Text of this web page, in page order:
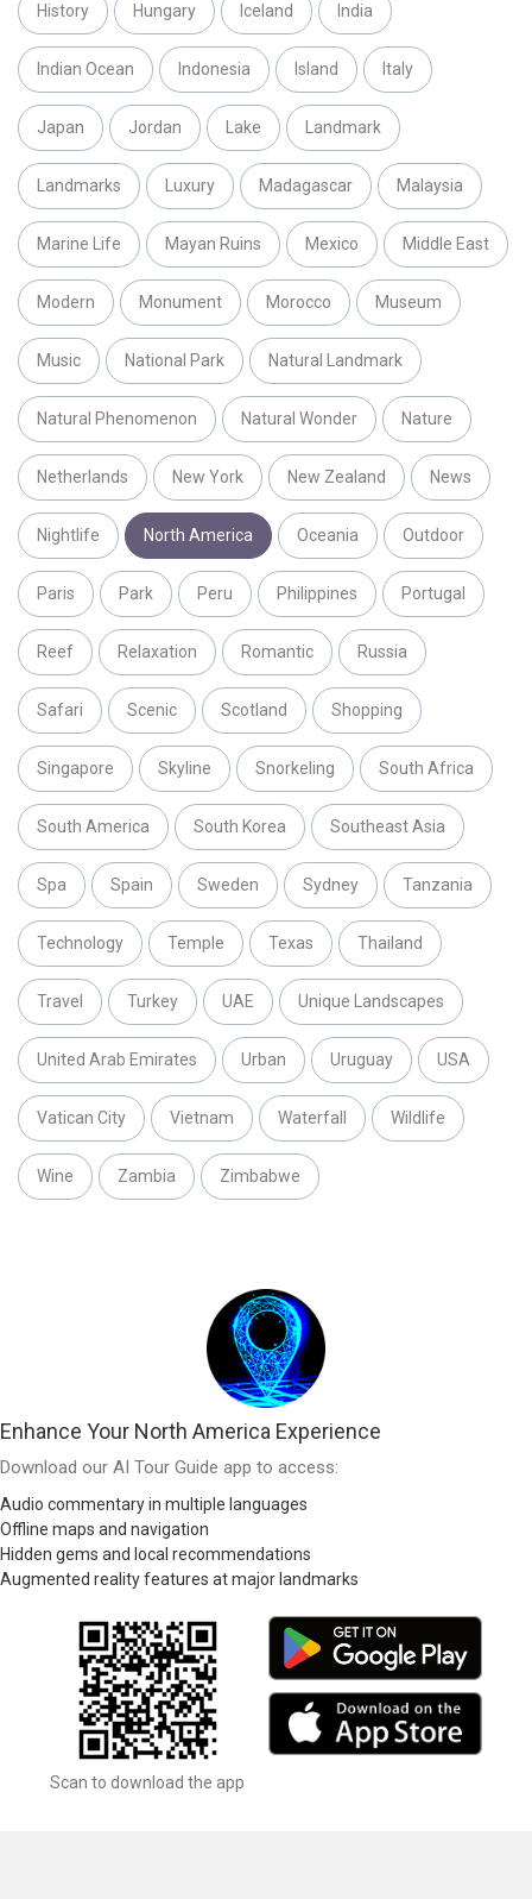
History Hungary Iceland India
Indian Ocean Indonesia Island Italy
Japan Jordan Lake Landmark
Landmarks Luxury Madagascar Malaysia
Marine Life Mayan Ruins Mexico Middle East
Modern Monument Morocco Museum
Music National Park Natural Landmark
Natural Phenomenon Natural Wonder Nature
Netherlands New York New Zealand News
Nightlife North America Oceania Outdoor
Paris Park Peru Philippines Portugal
Reef Relaxation Romantic Russia
Safari Scenic Scotland Shopping
Singapore Skyline Snorkeling South Africa
South America South Korea Southeast Asia
Spa Spain Sweden Sydney Tanzania
Technology Temple Texas Thailand
Travel Turkey UAE Unique Landscapes
United Arab Emirates Urban Uruguay USA
Vatican City Vietnam Waterfall Wildlife
Wine Zambia Zimbabwe
Enhance Your North America Experience
Download our AI Tour Guide app to access:
Audio commentary in multiple languages
Offline maps and navigation
Hidden gems and local recommendations
Augmented reality features at major landmarks
Scan to download the app